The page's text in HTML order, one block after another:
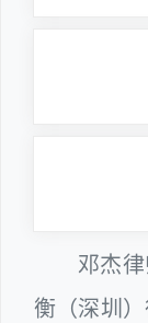
邓杰
衡（深圳